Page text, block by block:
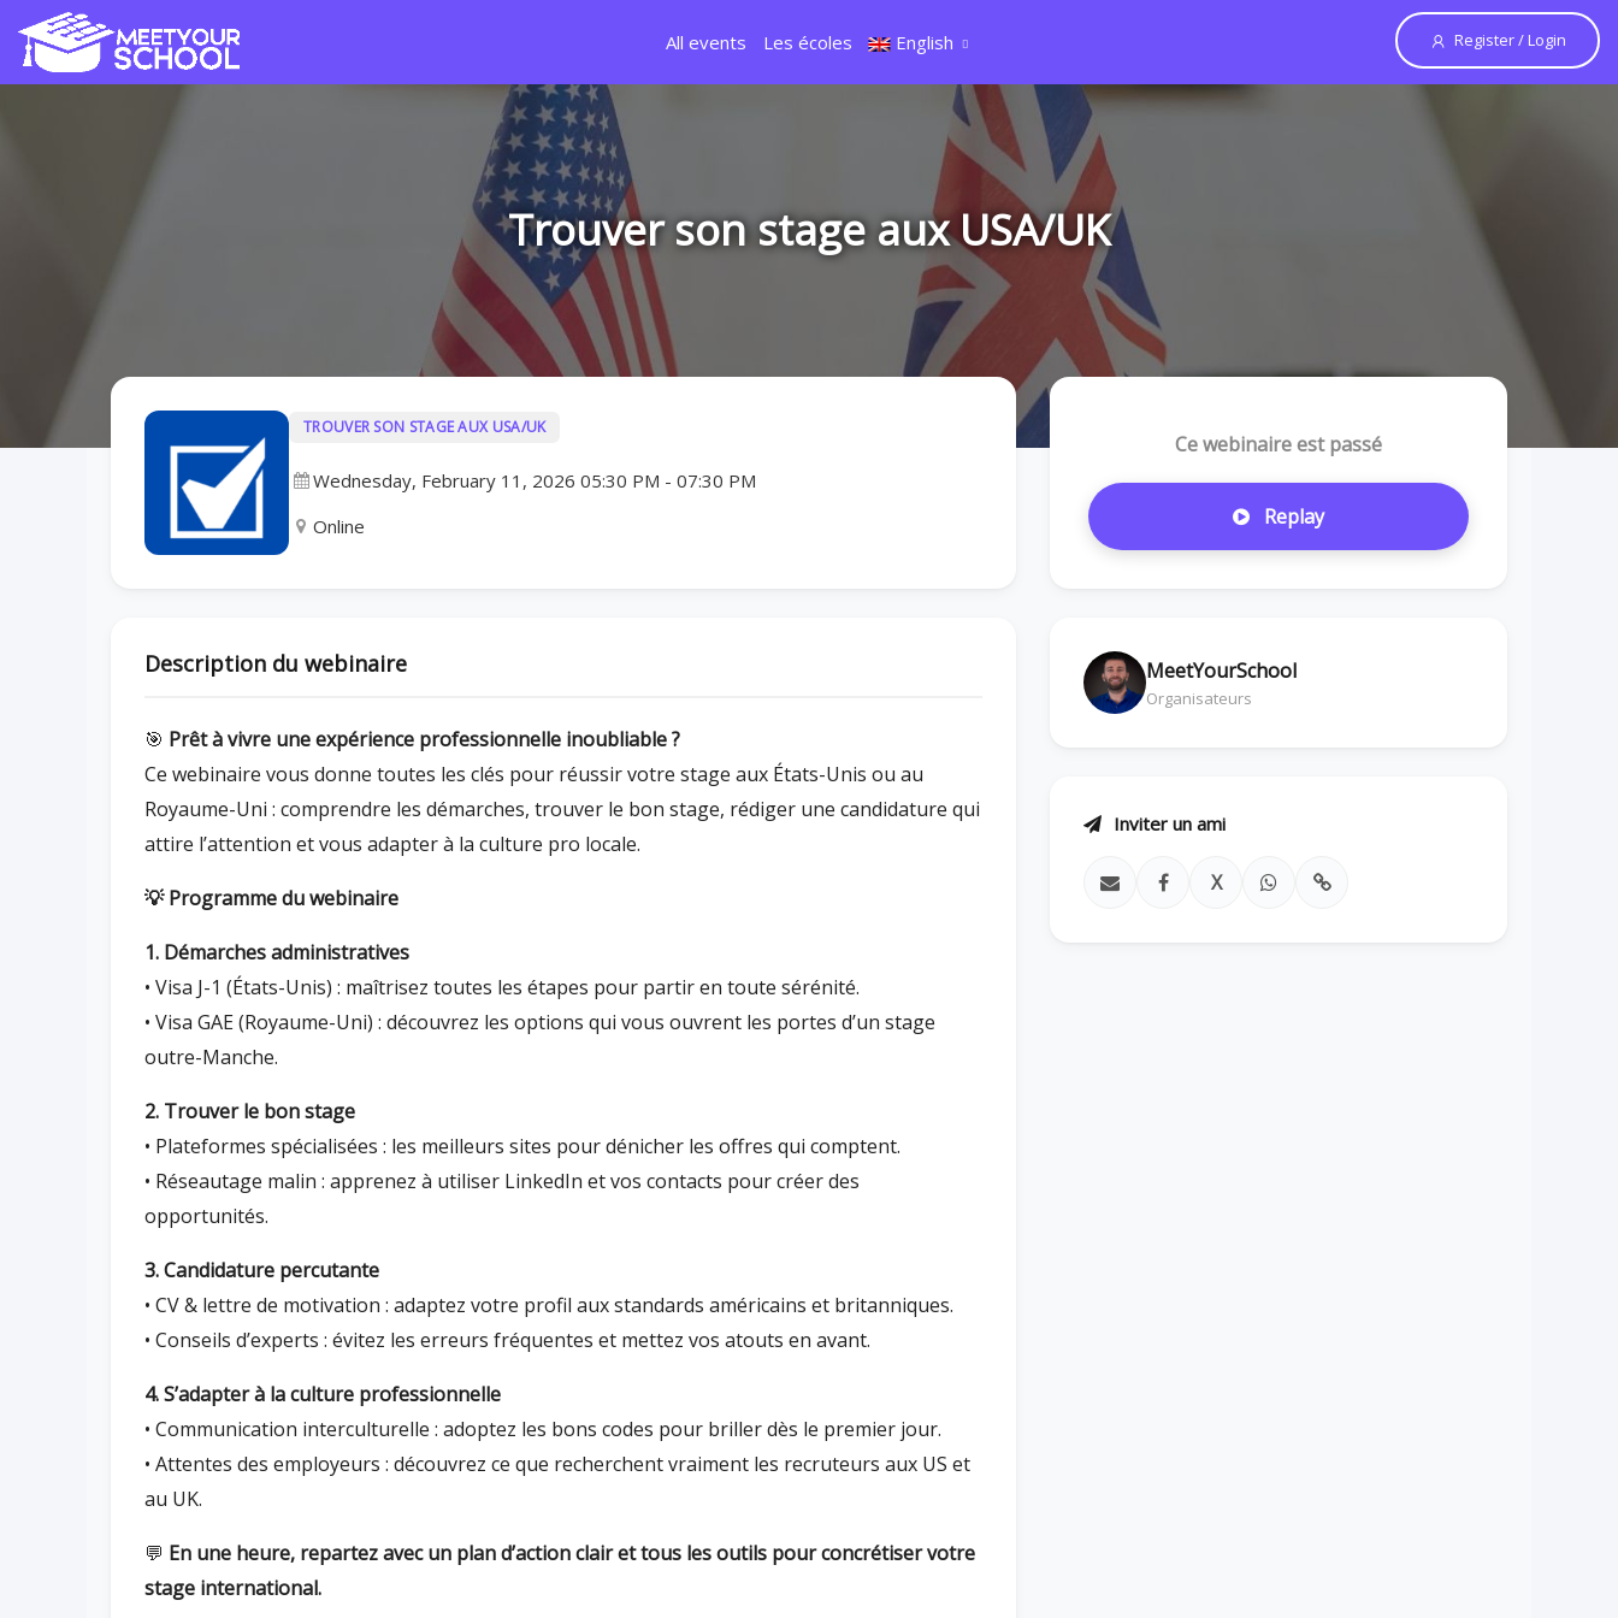
All events Les écoles English Register / Login
Trouver son stage aux USA/UK
TROUVER SON STAGE AUX USA/UK
Wednesday, February 11, 2026 05:30 PM - 07:30 PM
Online
Description du webinaire
🎯 Prêt à vivre une expérience professionnelle inoubliable ?
Ce webinaire vous donne toutes les clés pour réussir votre stage aux États-Unis ou au
Royaume-Uni : comprendre les démarches, trouver le bon stage, rédiger une candidature qui
attire l’attention et vous adapter à la culture pro locale.
💡 Programme du webinaire
1. Démarches administratives
• Visa J-1 (États-Unis) : maîtrisez toutes les étapes pour partir en toute sérénité.
• Visa GAE (Royaume-Uni) : découvrez les options qui vous ouvrent les portes d’un stage
outre-Manche.
2. Trouver le bon stage
• Plateformes spécialisées : les meilleurs sites pour dénicher les offres qui comptent.
• Réseautage malin : apprenez à utiliser LinkedIn et vos contacts pour créer des
opportunités.
3. Candidature percutante
• CV & lettre de motivation : adaptez votre profil aux standards américains et britanniques.
• Conseils d’experts : évitez les erreurs fréquentes et mettez vos atouts en avant.
4. S’adapter à la culture professionnelle
• Communication interculturelle : adoptez les bons codes pour briller dès le premier jour.
• Attentes des employeurs : découvrez ce que recherchent vraiment les recruteurs aux US et
au UK.
💬 En une heure, repartez avec un plan d’action clair et tous les outils pour concrétiser votre
stage international.
Ce webinaire est passé
Replay
MeetYourSchool
Organisateurs
Inviter un ami
X